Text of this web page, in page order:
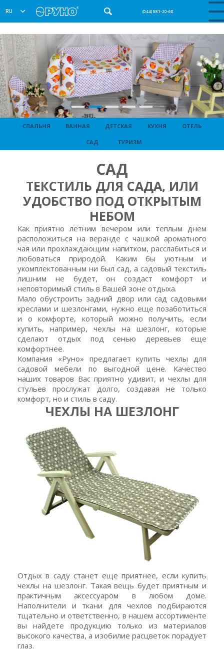
RU (044) 581-20-60
СПАЛЬНЯ ВАННАЯ ДЕТСКАЯ КУХНЯ ОТЕЛЬ
САД ТУРИЗМ
САД
ТЕКСТИЛЬ ДЛЯ САДА, ИЛИ
УДОБСТВО ПОД ОТКРЫТЫМ
НЕБОМ
Как приятно летним вечером или теплым днем
расположиться на веранде с чашкой ароматного
чая или прохлаждающим напитком, расслабиться и
любоваться природой. Каким бы уютным и
укомплектованным ни был сад, а садовый текстиль
лишним не будет, он создаст комфорт и
неповторимый стиль в Вашей зоне отдыха.
Мало обустроить задний двор или сад садовыми
креслами и шезлонгами, нужно еще позаботиться
и о комфорте, который можно получить, если
купить, например, чехлы на шезлонг, которые
сделают отдых под сенью деревьев еще
комфортнее.
Компания «Руно» предлагает купить чехлы для
садовой мебели по выгодной цене. Качество
наших товаров Вас приятно удивит, и чехлы для
стульев прослужат долго, создавая не только
комфорт, но и стиль в саду.
ЧЕХЛЫ НА ШЕЗЛОНГ
Отдых в саду станет еще приятнее, если купить
чехлы на шезлонг. Такая вещь будет приятным и
практичным аксессуаром в любом доме.
Наполнители и ткани для чехлов подбираются
тщательно и ответственно, в нашем ассортименте
вы найдете продукцию только из материалов
высокого качества, а изобилие расцветок порадует
глаз.